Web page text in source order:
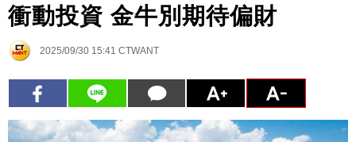
衝動投資 金牛別期待偏財
2025/09/30 15:41 CTWANT